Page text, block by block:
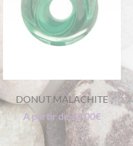
DONUT MALACHITE
A partir de21,00€